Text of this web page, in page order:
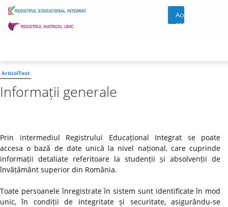
Acces
cont
ArticolText
Informații generale
Prin intermediul Registrului Educațional Integrat se poate
accesa o bază de date unică la nivel național, care cuprinde
informații detaliate referitoare la studenții și absolvenții de
învățământ superior din România.
Toate persoanele înregistrate în sistem sunt identificate în mod
unic, în condiții de integritate și securitate, asigurându-se